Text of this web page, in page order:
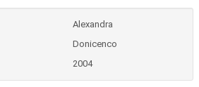
Alexandra
Donicenco
2004